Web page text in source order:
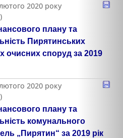
2020 року
плану та
Пирятинських
очисних споруд за 2019
2020 року
плану та
комунального
„Пирятин“ за 2019 рік